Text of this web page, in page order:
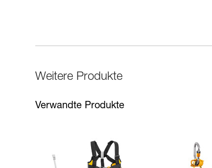
Weitere Produkte
Verwandte Produkte